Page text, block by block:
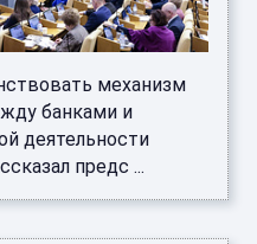
механизм
банками и
деятельности
предс ...